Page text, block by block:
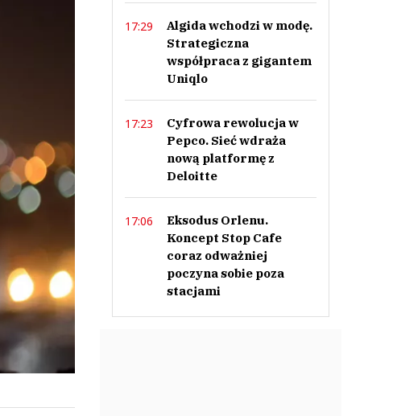
17:29
Algida wchodzi w modę.
Strategiczna
współpraca z gigantem
Uniqlo
17:23
Cyfrowa rewolucja w
Pepco. Sieć wdraża
nową platformę z
Deloitte
17:06
Eksodus Orlenu.
Koncept Stop Cafe
coraz odważniej
poczyna sobie poza
stacjami